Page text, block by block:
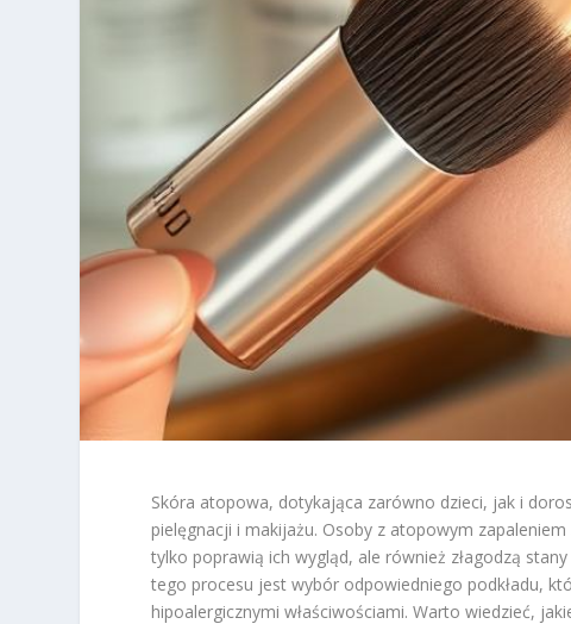
Skóra atopowa, dotykająca zarówno dzieci, jak i
pielęgnacji i makijażu. Osoby z atopowym
tylko poprawią ich wygląd, ale również złagodzą
tego procesu jest wybór odpowiedniego podkładu,
hipoalergicznymi właściwościami. Warto wiedzieć,